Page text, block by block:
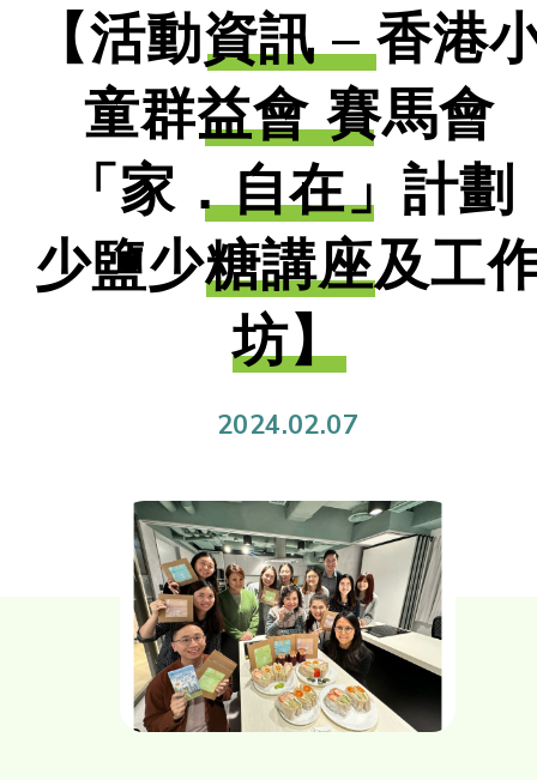
【活動資訊 – 香港
童群益會 賽馬會
「家．自在」計劃
少鹽少糖講座及工
坊】
2024.02.07